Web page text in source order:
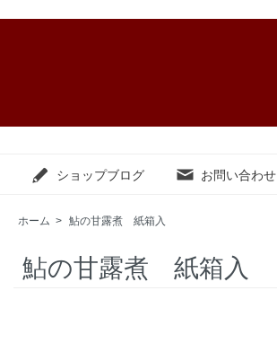
ショップブログ お問い合わせ
ホーム > 鮎の甘露煮 紙箱入
鮎の甘露煮 紙箱入